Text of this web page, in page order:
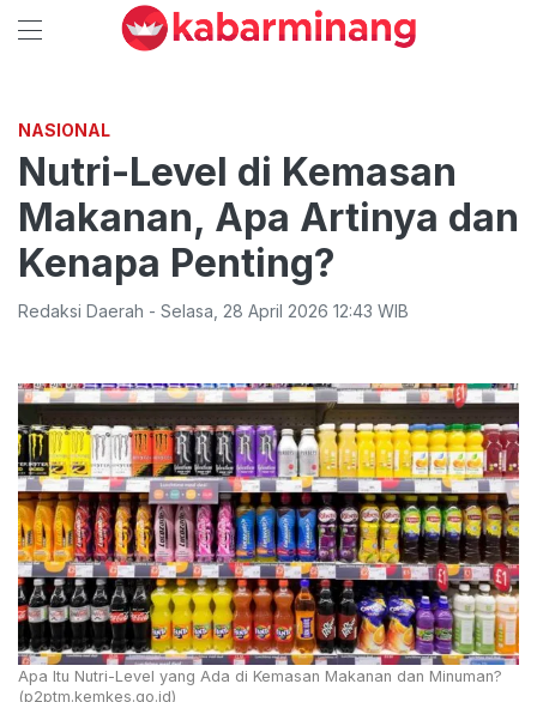
NASIONAL
Nutri-Level di Kemasan
Makanan, Apa Artinya dan
Kenapa Penting?
Redaksi Daerah - Selasa 28 April 2026 12:43 WIB
Apa Itu Nutri-Level yang Ada di Kemasan Makanan dan Minuman?
(p2ptm.kemkes.go.id)